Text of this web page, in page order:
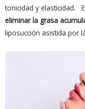
tonicidad y elasticidad.
eliminar la grasa
liposucción asistida por